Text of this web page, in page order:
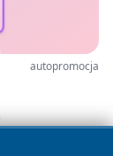
autopromocja